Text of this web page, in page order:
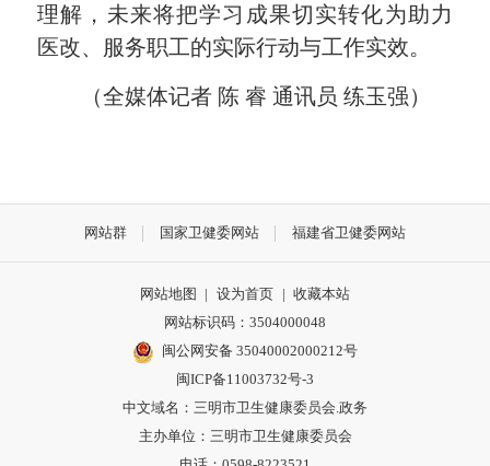
理解，未来将把学习成果切实转化为助力
医改、服务职工的实际行动与工作实效。
（全媒体记者 陈 睿 通讯员 练玉强）
网站群 国家卫健委网站 福建省卫健委网站
网站地图 | 设为首页 | 收藏本站
网站标识码：3504000048
闽公网安备 35040002000212号
闽ICP备11003732号-3
中文域名：三明市卫生健康委员会.政务
主办单位：三明市卫生健康委员会